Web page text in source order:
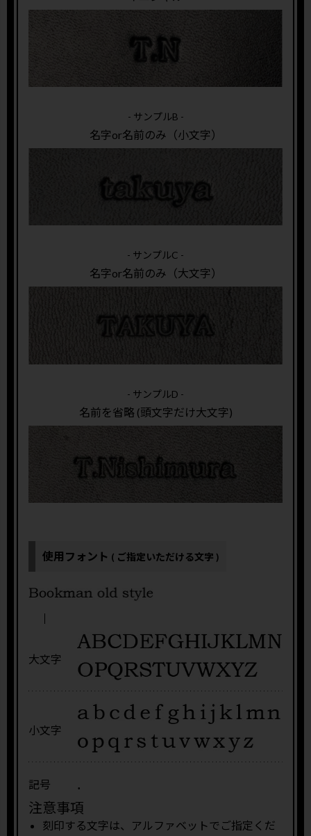
- サンプルB -
名字or名前のみ（小文字）
- サンプルC -
名字or名前のみ（大文字）
- サンプルD -
名前を省略 (頭文字だけ大文字)
使用フォント ( ご指定いただける文字 )
大文字
小文字
記号 .
注意事項
刻印する文字は、アルファベットでご指定くだ